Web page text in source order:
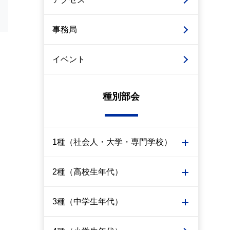
事務局
イベント
種別部会
1種（社会人・大学・専門学校）
2種（高校生年代）
3種（中学生年代）